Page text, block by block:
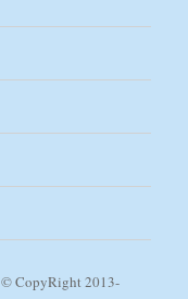
© CopyRight 2013-